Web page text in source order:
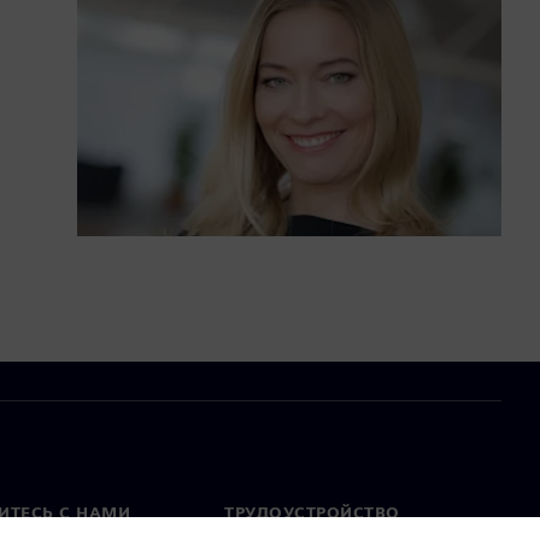
С НАМИ ТРУДОУСТРОЙСТВО